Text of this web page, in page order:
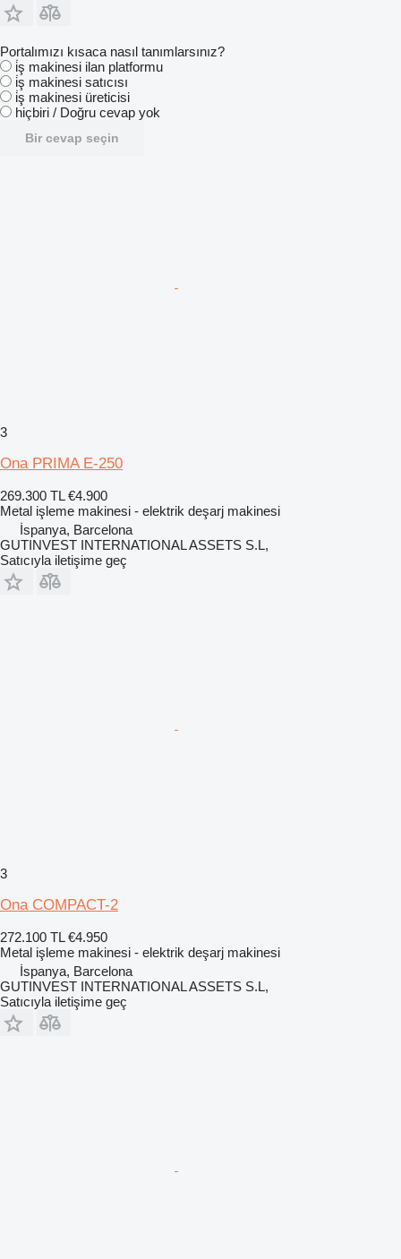
Portalımızı kısaca nasıl tanımlarsınız?
i̇ş makinesi ilan platformu
i̇ş makinesi satıcısı
i̇ş makinesi üreticisi
hiçbiri / Doğru cevap yok
Bir cevap seçin
3
Ona PRIMA E-250
269.300 TL €4.900
Metal işleme makinesi - elektrik deşarj makinesi
İspanya, Barcelona
GUTINVEST INTERNATIONAL ASSETS S.L,
Satıcıyla iletişime geç
3
Ona COMPACT-2
272.100 TL €4.950
Metal işleme makinesi - elektrik deşarj makinesi
İspanya, Barcelona
GUTINVEST INTERNATIONAL ASSETS S.L,
Satıcıyla iletişime geç